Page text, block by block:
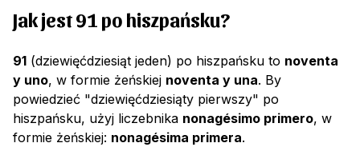
Jak jest 91 po hiszpańsku?
91 (dziewięćdziesiąt jeden) po hiszpańsku to noventa
y uno, w formie żeńskiej noventa y una. By
powiedzieć "dziewięćdziesiąty pierwszy" po
hiszpańsku, użyj liczebnika nonagésimo primero, w
formie żeńskiej: nonagésima primera.